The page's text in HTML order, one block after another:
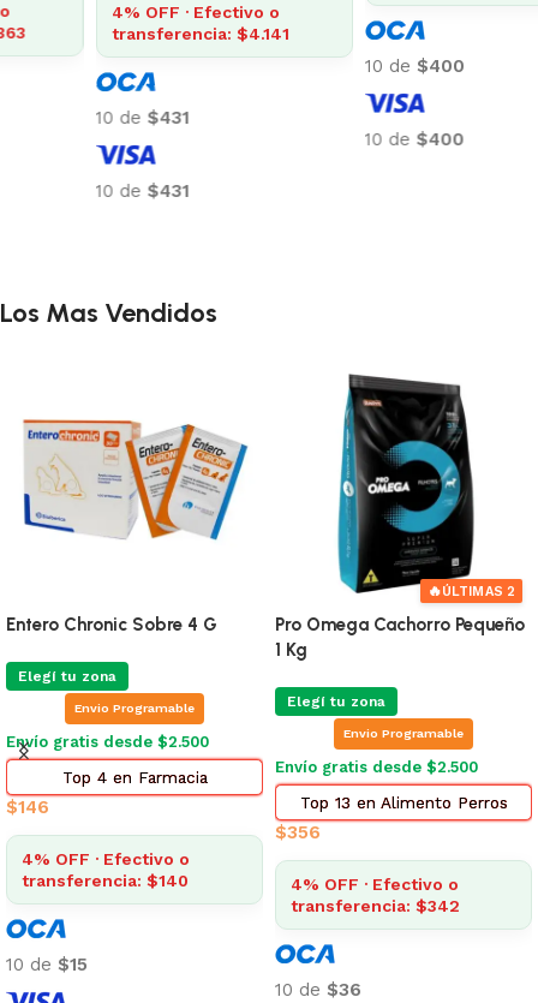
4% OFF · Efectivo o
transferencia: $4.363
$454
$454
4% OFF · Efectivo o
transferencia: $4.141
Los Mas Vendidos
Entero Chronic Sobre 4 G
Elegí tu zona
Envio Programable
Envío gratis desde $2.500
Top 4 en Farmacia
$146
4% OFF · Efectivo o
transferencia: $140
10 de $15
🔥ÚLTIMAS 2
Pro Omega Cachorro Pequeño
1 Kg
Elegí tu zona
Envio Programable
Envío gratis desde $2.500
Top 13 en Alimento Perros
$356
4% OFF · Efectivo o
transferencia: $342
10 de $36